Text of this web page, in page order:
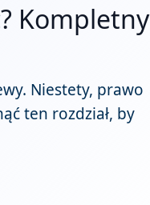
Kompletny
Niestety, prawo
ten rozdział, by